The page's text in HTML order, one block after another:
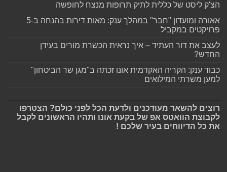
הצ'ק ליסט של כללית לתיק תרופות מנצח לחופשה
אאורה ומועדון "חבר" במהלך ענק: מאות דירות בהנחה ב-5
פרויקטים במקביל
לעצב את דור העתיד – איך נראית הכשרת מורים בעידן
החדש?
כבוד ענק: הקריה האקדמית אונו זכתה ב"מגן שר הביטחון"
למען משרתי המילואים
רוצים להשאר מעודכנים ולדעת הכל לפני כולם? הצטרפו
לקבוצת הוואטס אפ של בקעת אונו ותהיו הראשונים לקבל
את כל הדיווחים בעיר שלכם !